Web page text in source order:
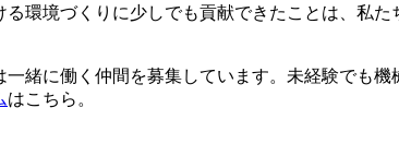
る環境づくりに少しでも貢献できたことは、私
一緒に働く仲間を募集しています。未経験でも機
はこちら。